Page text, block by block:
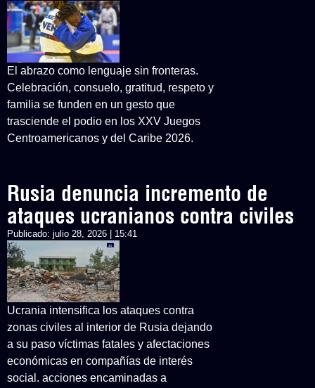
El abrazo como lenguaje sin fronteras.
Celebración, consuelo, gratitud, respeto y
familia se funden en un gesto que
trasciende el podio en los XXV Juegos
Centroamericanos y del Caribe 2026.
Rusia denuncia incremento de
ataques ucranianos contra civiles
Publicado: julio 28, 2026 | 15:41
Ucrania intensifica los ataques contra
zonas civiles al interior de Rusia dejando
a su paso víctimas fatales y afectaciones
económicas en compañías de interés
social. acciones encaminadas a